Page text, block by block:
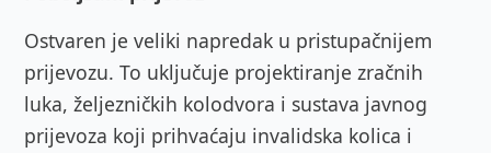
Ostvaren je veliki napredak u pristupačnijem
prijevozu. To uključuje projektiranje zračnih
luka, željezničkih kolodvora i sustava javnog
prijevoza koji prihvaćaju invalidska kolica i